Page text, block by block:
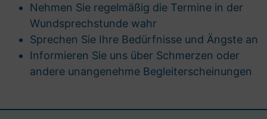
Nehmen Sie regelmäßig die Termine in der
Wundsprechstunde wahr
Sprechen Sie Ihre Bedürfnisse und Ängste an
Informieren Sie uns über Schmerzen oder
andere unangenehme Begleiterscheinungen